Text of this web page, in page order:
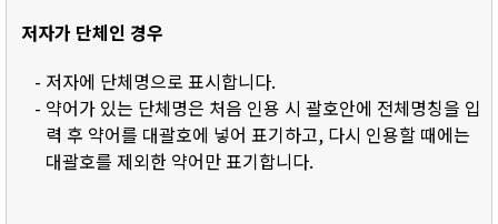
저자가 단체인 경우
- 저자에 단체명으로 표시합니다.
- 약어가 있는 단체명은 처음 인용 시 괄호안에 전체명칭을 입
력 후 약어를 대괄호에 넣어 표기하고, 다시 인용할 때에는
대괄호를 제외한 약어만 표기합니다.